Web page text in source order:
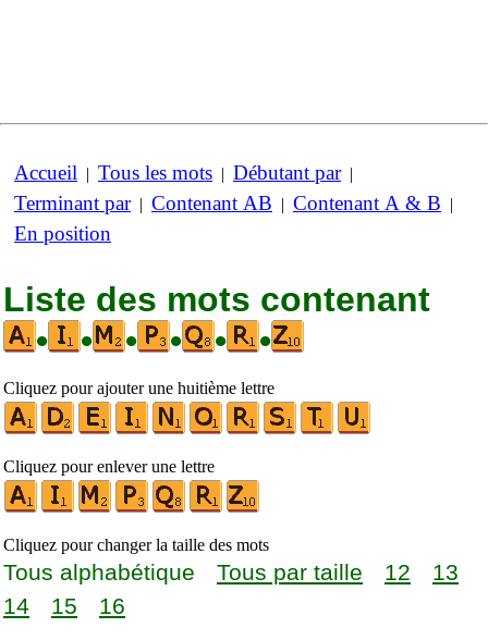
Accueil | Tous les mots | Débutant par|
Terminant par| Contenant AB | Contenant A & B |
En position
Liste des mots contenant
•
• • • • •
Cliquez pour ajouter une huitième lettre
Cliquez pour enlever une lettre
Cliquez pour changer la taille des mots
Tous alphabétique Tous par taille 12
13
14
15 16